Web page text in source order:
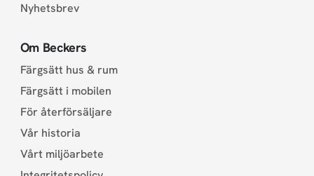
Nyhetsbrev
Om Beckers
Färgsätt hus & rum
Färgsätt i mobilen
För återförsäljare
Vår historia
Vårt miljöarbete